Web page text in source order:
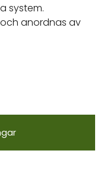
system.
anordnas av